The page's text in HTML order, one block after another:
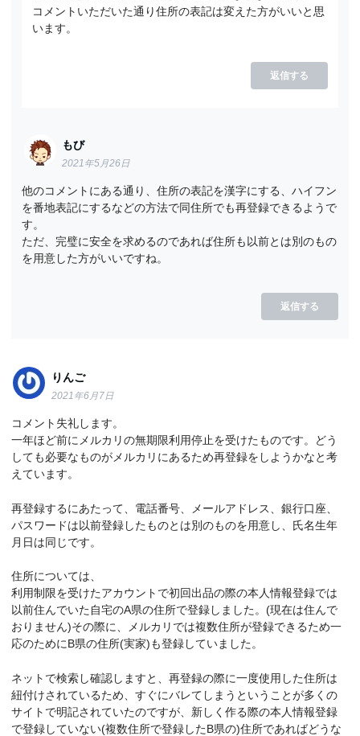
コメントいただいた通り住所の表記は変えた方がいいと思
います。
返信する
もび
2021年5月26日
他のコメントにある通り、住所の表記を漢字にする、ハイフン
を番地表記にするなどの方法で同住所でも再登録できるようで
す。
ただ、完璧に安全を求めるのであれば住所も以前とは別のもの
を用意した方がいいですね。
返信する
りんご
2021年6月7日
コメント失礼します。
一年ほど前にメルカリの無期限利用停止を受けたものです。どう
しても必要なものがメルカリにあるため再登録をしようかなと考
えています。
再登録するにあたって、電話番号、メールアドレス、銀行口座、
パスワードは以前登録したものとは別のものを用意し、氏名生年
月日は同じです。
住所については、
利用制限を受けたアカウントで初回出品の際の本人情報登録では
以前住んでいた自宅のA県の住所で登録しました。(現在は住んで
おりません)その際に、メルカリでは複数住所が登録できるため一
応のためにB県の住所(実家)も登録していました。
ネットで検索し確認しますと、再登録の際に一度使用した住所は
紐付けされているため、すぐにバレてしまうということが多くの
サイトで明記されていたのですが、新しく作る際の本人情報登録
で登録していない(複数住所で登録したB県の)住所であればどうな